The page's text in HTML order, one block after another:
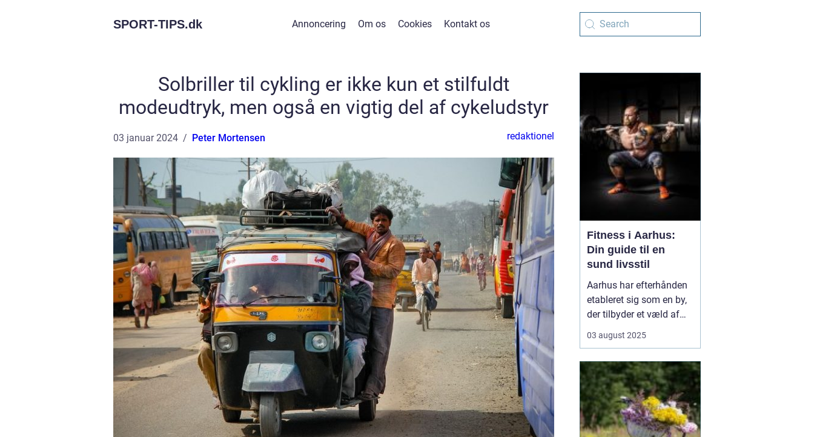
SPORT-TIPS.dk Annoncering Om os Cookies Kontakt os
Solbriller til cykling er ikke kun et stilfuldt
modeudtryk, men også en vigtig del af cykeludstyr
03 januar 2024 Peter Mortensen redaktionel
Fitness i Aarhus:
Din guide til en
sund livsstil
Aarhus har efterhånden
etableret sig som en by,
der tilbyder et væld af
fitness og sundhed.
fitnesscentre og
træningstilbud gør det
nemt for enhver at finde
den rette måde at
træne...
03 august 2025